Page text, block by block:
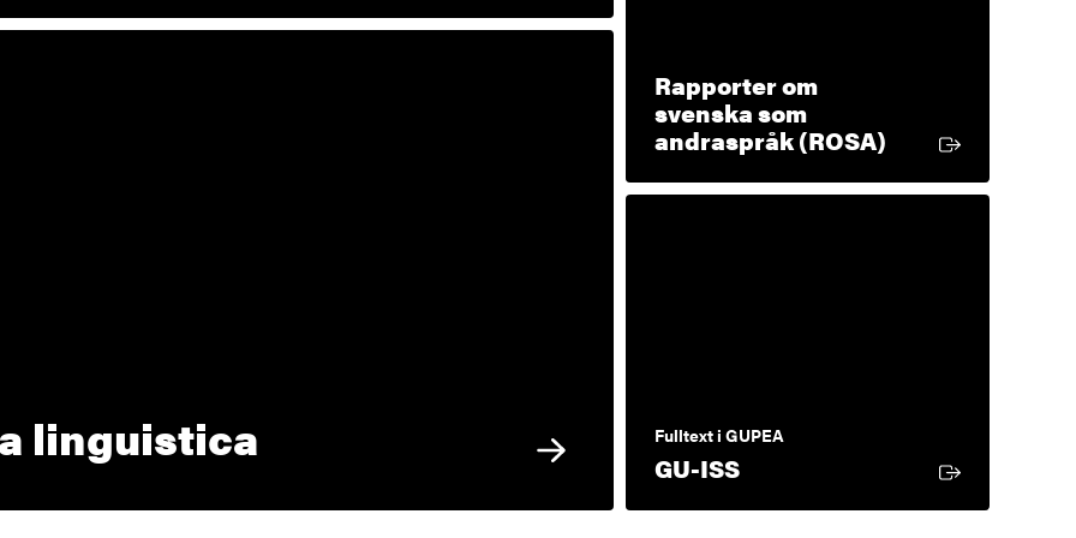
linguistica
Rapporter om
svenska som
andraspråk (ROSA) Extern länk
Fulltext i GUPEA
GU-ISSExtern länk